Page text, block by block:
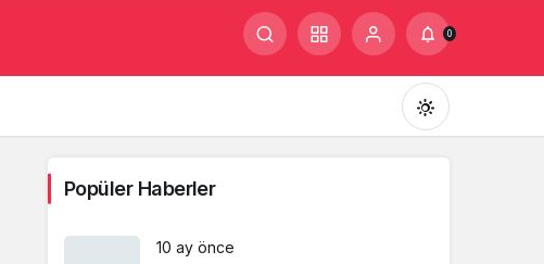
0
Popüler Haberler
10 ay önce